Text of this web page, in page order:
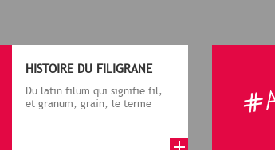
HISTOIRE DU FILIGRANE
Du latin filum qui signifie fil,
et granum, grain, le terme